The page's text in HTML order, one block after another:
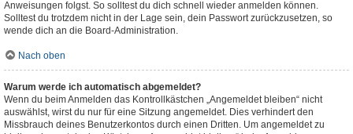
Anweisungen folgst. So solltest du dich schnell wieder anmelden können.
Solltest du trotzdem nicht in der Lage sein, dein Passwort zurückzusetzen, so
wende dich an die Board-Administration.
Nach oben
Warum werde ich automatisch abgemeldet?
Wenn du beim Anmelden das Kontrollkästchen „Angemeldet bleiben“ nicht
auswählst, wirst du nur für eine Sitzung angemeldet. Dies verhindert den
Missbrauch deines Benutzerkontos durch einen Dritten. Um angemeldet zu